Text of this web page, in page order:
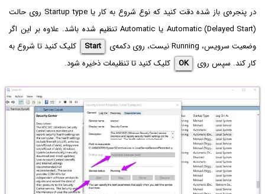
در پنجره‌ی باز شده دقت کنید که نوع شروع به کار یا Startup type روی حالت
Automatic (Delayed Start)
یا Automatic تنظیم شده باشد. علاوه بر این اگر
وضعیت سرویس، Running نیست، روی دکمه‌ی
Start
کلیک کنید تا شروع به
کار کند. سپس روی
OK کلیک کنید تا تنظیمات ذخیره شود.